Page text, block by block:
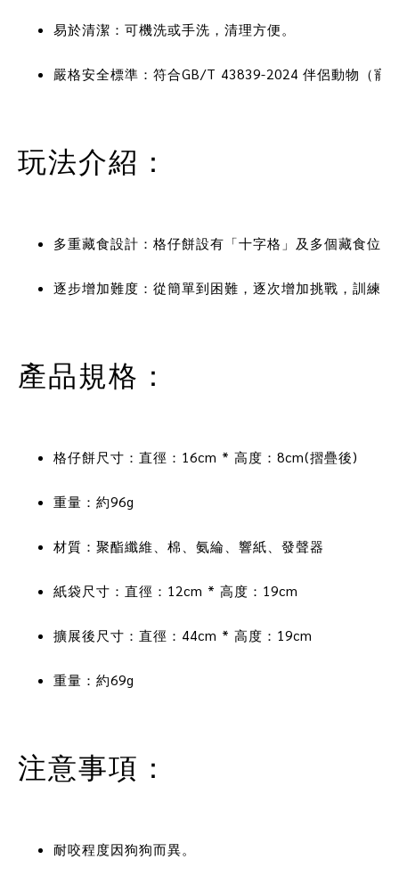
易於清潔：可機洗或手洗，清理方便。
嚴格安全標準：符合GB/T 43839-2024 伴侶動物（
玩法介紹：
多重藏食設計：格仔餅設有「十字格」及多個藏食位
逐步增加難度：從簡單到困難，逐次增加挑戰，訓練
產品規格：
格仔餅尺寸：直徑：16cm * 高度：8cm(摺疊後)
重量：約96g
材質：聚酯纖維、棉、氨綸、響紙、發聲器
紙袋尺寸：直徑：12cm * 高度：19cm
擴展後尺寸：直徑：44cm * 高度：19cm
重量：約69g
注意事項：
耐咬程度因狗狗而異。